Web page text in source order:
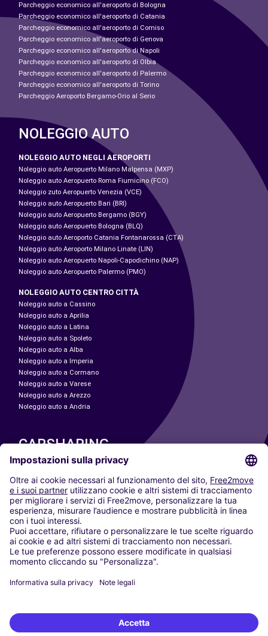
Parcheggio economico all'aeroporto di Bologna
Parcheggio economico all'aeroporto di Catania
Parcheggio economico all'aeroporto di Comiso
Parcheggio economico all'aeroporto di Genova
Parcheggio economico all'aeroporto di Napoli
Parcheggio economico all'aeroporto di Olbia
Parcheggio economico all'aeroporto di Palermo
Parcheggio economico all'aeroporto di Torino
Parcheggio Aeroporto Bergamo-Orio al Serio
NOLEGGIO AUTO
NOLEGGIO AUTO NEGLI AEROPORTI
Noleggio auto Aeropuerto Milano Malpensa (MXP)
Noleggio auto Aeropuerto Roma Fiumicino (FCO)
Noleggio zuto Aeropuerto Venezia (VCE)
Noleggio auto Aeropuerto Bari (BRI)
Noleggio auto Aeropuerto Bergamo (BGY)
Noleggio auto Aeropuerto Bologna (BLQ)
Noleggio auto Aeroporto Catania Fontanarossa (CTA)
Noleggio auto Aeroporto Milano Linate (LIN)
Noleggio auto Aeropuerto Napoli-Capodichino (NAP)
Noleggio auto Aeropuerto Palermo (PMO)
NOLEGGIO AUTO CENTRO CITTÀ
Noleggio auto a Cassino
Noleggio auto a Aprilia
Noleggio auto a Latina
Noleggio auto a Spoleto
Noleggio auto a Alba
Noleggio auto a Imperia
Noleggio auto a Cormano
Noleggio auto a Varese
Noleggio auto a Arezzo
Noleggio auto a Andria
CARSHARING
LE NOSTRE CITTÀ
Paris
Madrid
Washington DC
Milano
Roma
Torino
Vienna
Berlino
Düsseldorf